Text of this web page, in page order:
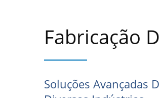
Fabricação
Soluções Avançadas